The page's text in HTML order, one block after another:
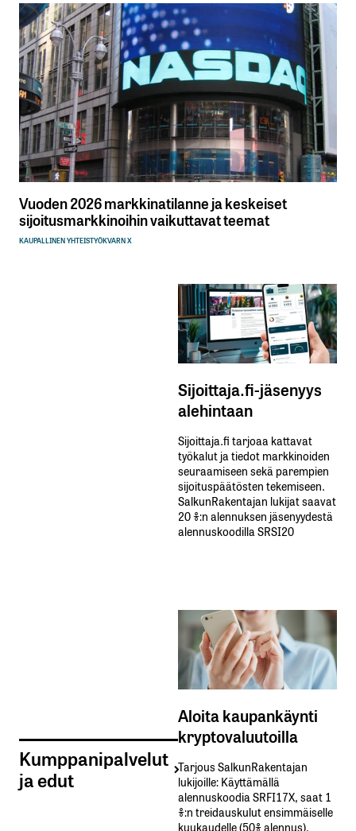
Vuoden 2026 markkinatilanne ja keskeiset
sijoitusmarkkinoihin vaikuttavat teemat
KAUPALLINEN YHTEISTYÖKVARN X
Kumppanipalvelut
ja edut
Sijoittaja.fi-jäsenyys
alehintaan
Sijoittaja.fi tarjoaa kattavat
työkalut ja tiedot markkinoiden
seuraamiseen sekä parempien
sijoituspäätösten tekemiseen.
SalkunRakentajan lukijat saavat
20 %:n alennuksen jäsenyydestä
alennuskoodilla SRSI20
Aloita kaupankäynti
kryptovaluutoilla
Tarjous SalkunRakentajan
lukijoille: Käyttämällä​ ​
alennuskoodia​ ​SRFI17X,​ ​saat​ ​1
%:n treidauskulut​ ​ensimmäiselle​ ​
kuukaudelle​ ​(50%​ ​alennus).